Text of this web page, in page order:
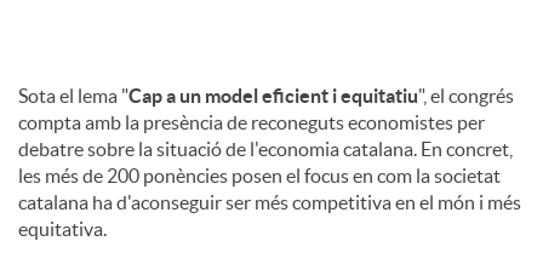
Sota el lema "Cap a un model eficient i equitatiu", el congrés
compta amb la presència de reconeguts economistes per
debatre sobre la situació de l'economia catalana. En concret,
les més de 200 ponències posen el focus en com la societat
catalana ha d'aconseguir ser més competitiva en el món i més
equitativa.